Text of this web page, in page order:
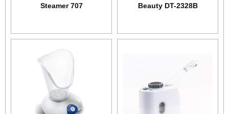
Steamer 707
Beauty DT-2328B